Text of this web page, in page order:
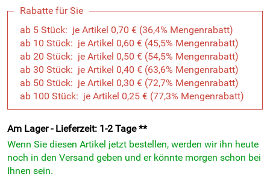
Rabatte für Sie
ab 5 Stück: je Artikel 0,70 € (36,4% Mengenrabatt)
ab 10 Stück: je Artikel 0,60 € (45,5% Mengenrabatt)
ab 20 Stück: je Artikel 0,50 € (54,5% Mengenrabatt)
ab 30 Stück: je Artikel 0,40 € (63,6% Mengenrabatt)
ab 50 Stück: je Artikel 0,30 € (72,7% Mengenrabatt)
ab 100 Stück: je Artikel 0,25 € (77,3% Mengenrabatt)
Am Lager - Lieferzeit: 1-2 Tage **
Wenn Sie diesen Artikel jetzt bestellen, werden wir ihn heute
noch in den Versand geben und er könnte morgen schon bei
Ihnen sein.